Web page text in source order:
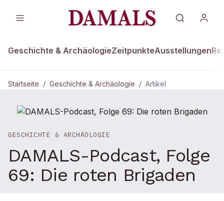
Geschichte & ArchäologieZeitpunkteAusstellungen
Startseite / Geschichte & Archäologie / Artikel
GESCHICHTE & ARCHÄOLOGIE
DAMALS-Podcast, Folge
69: Die roten Brigaden